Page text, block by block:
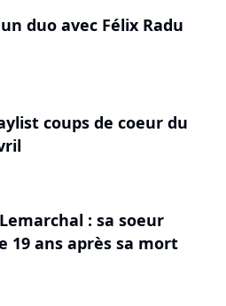
duo avec Félix Radu
coups de coeur du
: sa soeur
19 ans après sa mort